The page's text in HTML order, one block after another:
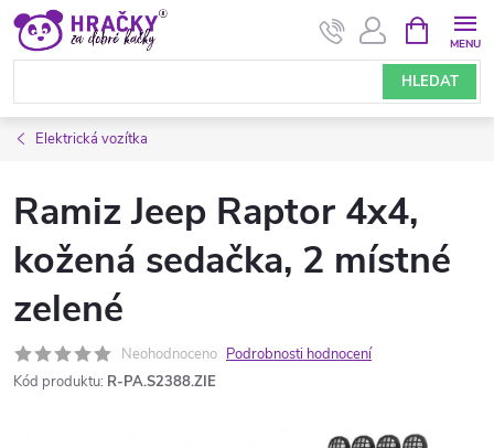
Přejít
obsah
HLEDAT
NÁKUPNÍ
KOŠÍK
Elektrická vozítka
Ramiz Jeep Raptor 4x4,
kožená sedačka, 2 místné
zelené
Neohodnoceno Podrobnosti hodnocení
Kód produktu: R-PA.S2388.ZIE